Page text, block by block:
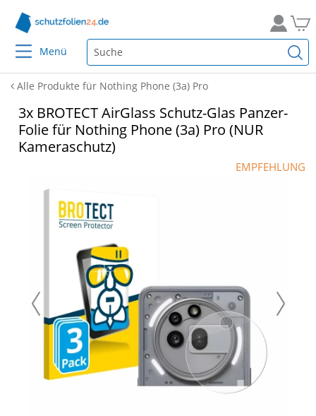
Menü
Alle Produkte für Nothing Phone (3a) Pro
3x BROTECT AirGlass Schutz-Glas Panzer-
Folie für Nothing Phone (3a) Pro (NUR
Kameraschutz)
EMPFEHLUNG